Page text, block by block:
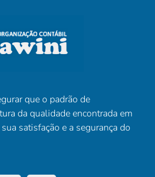
que o padrão de
da qualidade encontrada em
satisfação e a segurança do